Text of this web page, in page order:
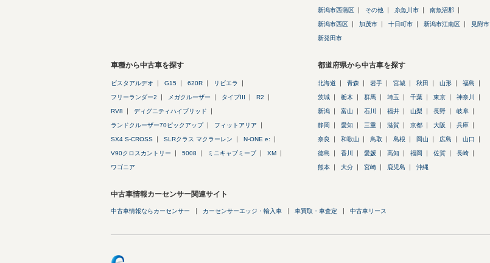
新潟市西蒲区 その他 糸魚川市 南魚沼郡
新潟市西区 加茂市 十日町市 新潟市江南区 見附市
新発田市
車種から中古車を探す
ビスタアルデオ G15 620R リビエラ
フリーランダー2 メガクルーザー タイプIII R2
RV8 ディグニティハイブリッド
ランドクルーザー70ピックアップ フィットアリア
SX4 S-CROSS SLRクラス マクラーレン N-ONE e:
V90クロスカントリー 5008 ミニキャブミーブ XM
ワゴニア
都道府県から中古車を探す
北海道 青森 岩手 宮城 秋田 山形 福島
茨城 栃木 群馬 埼玉 千葉 東京 神奈川
新潟 富山 石川 福井 山梨 長野 岐阜
静岡 愛知 三重 滋賀 京都 大阪 兵庫
奈良 和歌山 鳥取 島根 岡山 広島 山口
徳島 香川 愛媛 高知 福岡 佐賀 長崎
熊本 大分 宮崎 鹿児島 沖縄
中古車情報カーセンサー関連サイト
中古車情報ならカーセンサー カーセンサーエッジ・輸入車 車買取・車査定 中古車リース